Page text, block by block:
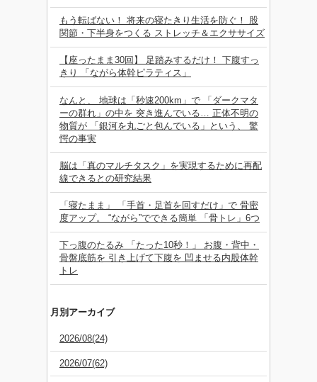
もう転ばない！ 将来の寝たきり生活を防ぐ！ 股
関節・下半身をつくる ストレッチ＆エクササイズ
【座ったまま30回】 足踏みするだけ！ 下腹すっ
きり 「ながら体幹ピラティス」
なんと、 地球は「秒速200km」で 「ダークマタ
ーの群れ」の中を 突き進んでいる… 正体不明の
物質が 「銀河を丸ごと包んでいる」という、 驚
愕の事実
脳は「真のマルチタスク」を実現するために再配
線できるとの研究結果
「寝たまま」 「手首・足首を回すだけ」で 骨密
度アップ。 “ながら”でできる簡単 「骨トレ」6つ
下っ腹のたるみ 「たった10秒！」 お腹・背中・
骨盤底筋を 引き上げて下腹を 凹ませる内股体幹
トレ
月別アーカイブ
2026/08(24)
2026/07(62)